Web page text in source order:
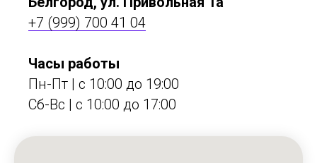
+7 (999) 700 41 04
Часы работы
Пн-Пт | с 10:00 до 19:00
Сб-Вс | c 10:00 до 17:00